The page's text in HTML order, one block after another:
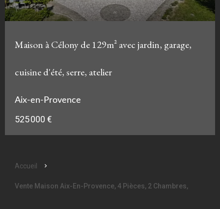
Maison à Célony de 129m² avec jardin, garage,
cuisine d'été, serre, atelier
Aix-en-Provence
525 000 €
Accueil
Vente Maison Aix-En-Provence, 4 Pièces, 2 Chambres,